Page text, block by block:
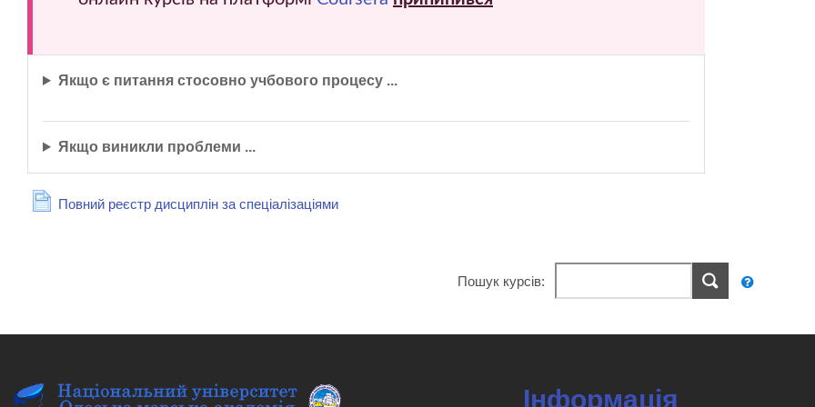
Якщо є питання стосовно учбового процесу ...
Якщо виникли проблеми ...
Повний реєстр дисциплін за спеціалізаціями
Сторінка
Пошук курсів:
Інформація